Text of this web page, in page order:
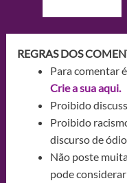
REGRAS DOS
Para comentar
Crie a sua aqui.
Proibido
Proibido
discurso de ódio.
Não poste
pode considerar